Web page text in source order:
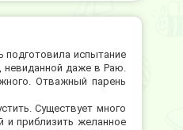
подготовила испытание
невиданной даже в Раю.
Отважный парень
Существует много
и приблизить желанное